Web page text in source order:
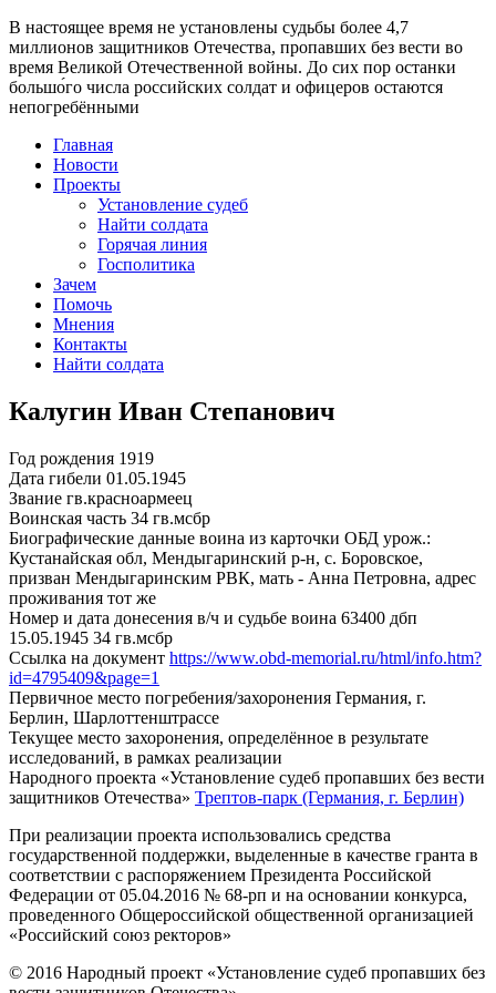
В настоящее время не установлены судьбы более 4,7
миллионов защитников Отечества, пропавших без вести во
время Великой Отечественной войны. До сих пор останки
большо́го числа российских солдат и офицеров остаются
непогребёнными
Главная
Новости
Проекты
Установление судеб
Найти солдата
Горячая линия
Госполитика
Зачем
Помочь
Мнения
Контакты
Найти солдата
Калугин Иван Степанович
Год рождения 1919
Дата гибели 01.05.1945
Звание гв.красноармеец
Воинская часть 34 гв.мсбр
Биографические данные воина из карточки ОБД урож.:
Кустанайская обл, Мендыгаринский р-н, с. Боровское,
призван Мендыгаринским РВК, мать - Анна Петровна, адрес
проживания тот же
Номер и дата донесения в/ч и судьбе воина 63400 дбп
15.05.1945 34 гв.мсбр
Ссылка на документ https://www.obd-memorial.ru/html/info.htm?
id=4795409&page=1
Первичное место погребения/захоронения Германия, г.
Берлин, Шарлоттенштрассе
Текущее место захоронения, определённое в результате
исследований, в рамках реализации
Народного проекта «Установление судеб пропавших без вести
защитников Отечества» Трептов-парк (Германия, г. Берлин)
При реализации проекта использовались средства
государственной поддержки, выделенные в качестве гранта в
соответствии с распоряжением Президента Российской
Федерации от 05.04.2016 № 68-рп и на основании конкурса,
проведенного Общероссийской общественной организацией
«Российский союз ректоров»
© 2016 Народный проект «Установление судеб пропавших без